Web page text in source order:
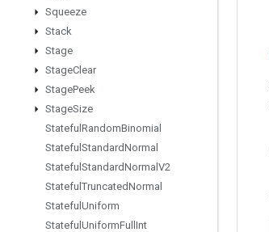
Squeeze
Stack
Stage
StageClear
StagePeek
StageSize
Stateful RandomBinomial
Stateful StandardNormal
Stateful StandardNormal V2
Stateful TruncatedNormal
Stateful Uniform
Stateful UniformFull Int